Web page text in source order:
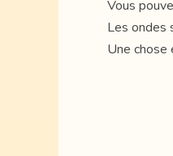
Vous
Les ondes
Une chose